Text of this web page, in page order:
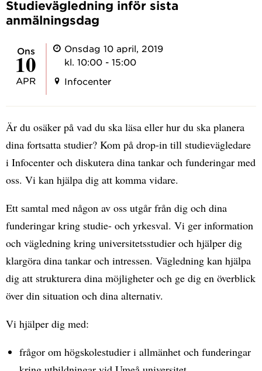
Studievägledning inför sista
anmälningsdag
ons
10
APR
Onsdag 10 april, 2019
kl. 10:00 - 15:00
Infocenter
Är du osäker på vad du ska läsa eller hur du ska planera
dina fortsatta studier? Kom på drop-in till studievägledare
i Infocenter och diskutera dina tankar och funderingar med
oss. Vi kan hjälpa dig att komma vidare.
Ett samtal med någon av oss utgår från dig och dina
funderingar kring studie- och yrkesval. Vi ger information
och vägledning kring universitetsstudier och hjälper dig
klargöra dina tankar och intressen. Vägledning kan hjälpa
dig att strukturera dina möjligheter och ge dig en överblick
över din situation och dina alternativ.
Vi hjälper dig med:
frågor om högskolestudier i allmänhet och funderingar